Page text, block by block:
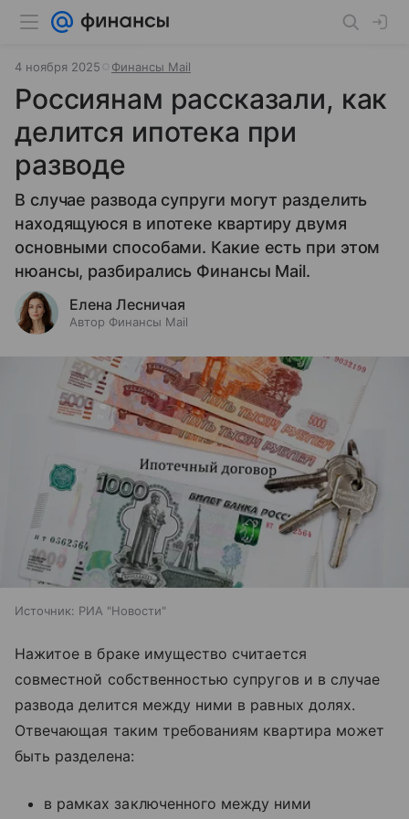
4 ноября 2025 Финансы Mail
Россиянам рассказали, как
делится ипотека при
разводе
В случае развода супруги могут разделить
находящуюся в ипотеке квартиру двумя
основными способами. Какие есть при этом
нюансы, разбирались Финансы Mail.
Елена Лесничая
Автор Финансы Mail
Источник: РИА "Новости"
Нажитое в браке имущество считается
совместной собственностью супругов и в случае
развода делится между ними в равных долях.
Отвечающая таким требованиям квартира может
быть разделена:
в рамках заключенного между ними